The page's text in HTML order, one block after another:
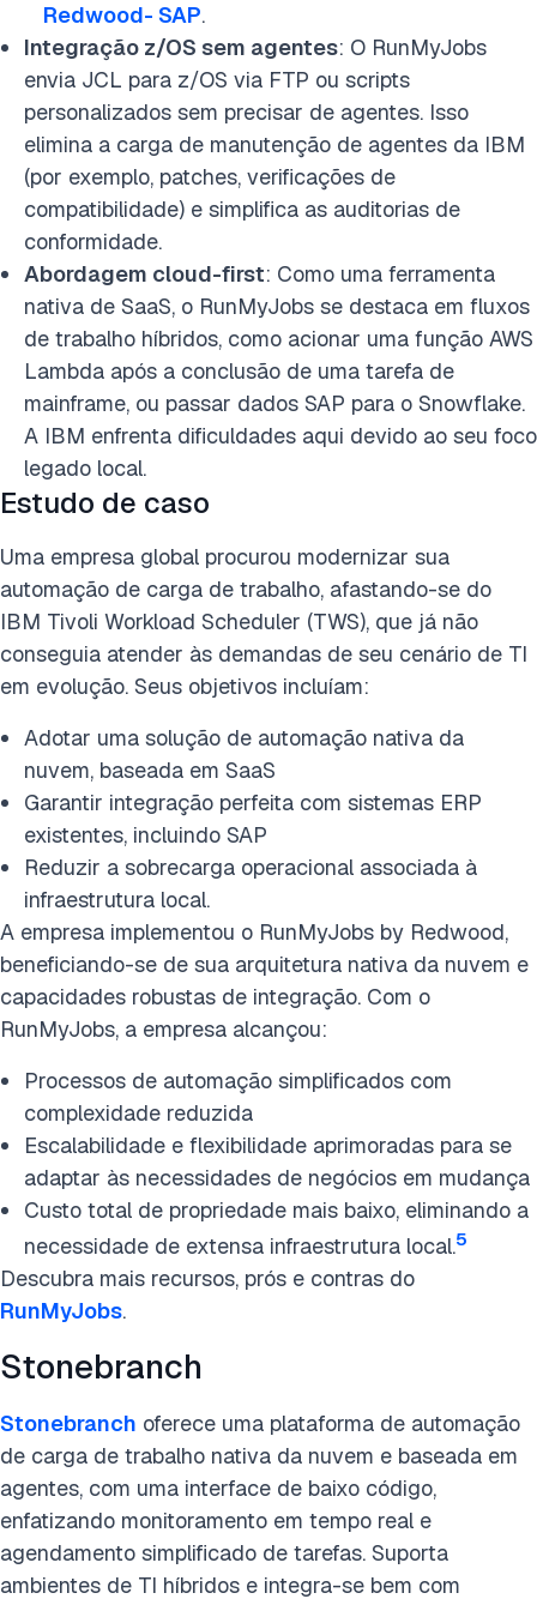
Redwood- SAP.
Integração z/OS sem agentes: O RunMyJobs
envia JCL para z/OS via FTP ou scripts
personalizados sem precisar de agentes. Isso
elimina a carga de manutenção de agentes da IBM
(por exemplo, patches, verificações de
compatibilidade) e simplifica as auditorias de
conformidade.
Abordagem cloud-first: Como uma ferramenta
nativa de SaaS, o RunMyJobs se destaca em fluxos
de trabalho híbridos, como acionar uma função AWS
Lambda após a conclusão de uma tarefa de
mainframe, ou passar dados SAP para o Snowflake.
A IBM enfrenta dificuldades aqui devido ao seu foco
legado local.
Estudo de caso
Uma empresa global procurou modernizar sua
automação de carga de trabalho, afastando-se do
IBM Tivoli Workload Scheduler (TWS), que já não
conseguia atender às demandas de seu cenário de TI
em evolução. Seus objetivos incluíam:
Adotar uma solução de automação nativa da
nuvem, baseada em SaaS
Garantir integração perfeita com sistemas ERP
existentes, incluindo SAP
Reduzir a sobrecarga operacional associada à
infraestrutura local.
A empresa implementou o RunMyJobs by Redwood,
beneficiando-se de sua arquitetura nativa da nuvem e
capacidades robustas de integração. Com o
RunMyJobs, a empresa alcançou:
Processos de automação simplificados com
complexidade reduzida
Escalabilidade e flexibilidade aprimoradas para se
adaptar às necessidades de negócios em mudança
Custo total de propriedade mais baixo, eliminando a
necessidade de extensa infraestrutura local.5
Descubra mais recursos, prós e contras do
RunMyJobs.
Stonebranch
Stonebranch oferece uma plataforma de automação
de carga de trabalho nativa da nuvem e baseada em
agentes, com uma interface de baixo código,
enfatizando monitoramento em tempo real e
agendamento simplificado de tarefas. Suporta
ambientes de TI híbridos e integra-se bem com